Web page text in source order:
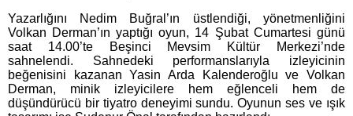
Yazarlığını Nedim Buğral’ın üstlendiği, yönetmenliğini
Volkan Derman’ın yaptığı oyun, 14 Şubat Cumartesi günü
saat 14.00’te Beşinci Mevsim Kültür Merkezi’nde
sahnelendi. Sahnedeki performanslarıyla izleyicinin
beğenisini kazanan Yasin Arda Kalenderoğlu ve Volkan
Derman, minik izleyicilere hem eğlenceli hem de
düşündürücü bir tiyatro deneyimi sundu. Oyunun ses ve ışık